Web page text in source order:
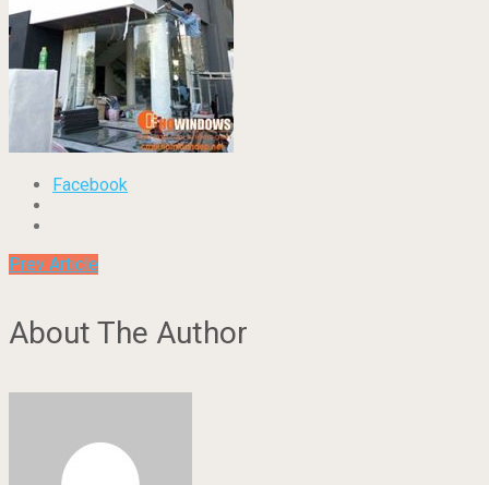
Facebook
Prev Article
About The Author